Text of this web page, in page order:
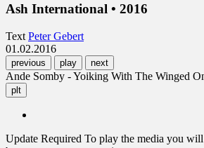
Ash International • 2016
Text Peter Gebert
01.02.2016
previous play next
Ande Somby - Yoiking With The Winged
plt
Update Required To play the media you